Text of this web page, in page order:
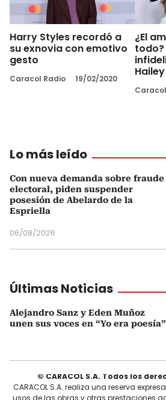
Harry Styles recordó a
su exnovia con emotivo
gesto
Caracol Radio 19/02/2020
¿El
Hailey
Lo más leído
Con nueva demanda sobre fraude
electoral, piden suspender
posesión de Abelardo de la
Espriella
06/08/2026
Últimas Noticias
Alejandro Sanz y Eden Muñoz
unen sus voces en “Yo era poesía”
© CARACOL S.A. Todos los
CARACOL S.A. realiza una reserva
usos de las obras y otras prestaciones